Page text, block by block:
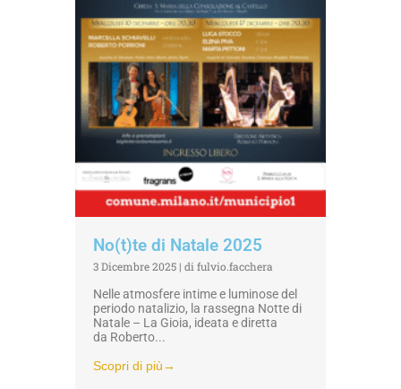
No(t)te di Natale 2025
3 Dicembre 2025 | di fulvio.facchera
Nelle atmosfere intime e luminose del
periodo natalizio, la rassegna Notte di
Natale – La Gioia, ideata e diretta
da Roberto...
Scopri di più→